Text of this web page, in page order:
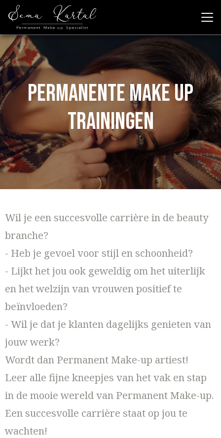
Permanente make up
trainingen
Wil je een succesvolle carrière in de beauty
branche?
- Heb je gevoel voor stijl en schoonheid?
- Lijkt het jou ook geweldig om het uiterlijk
en het welzijn van vrouwen positief te
beïnvloeden?
- Wil je dat je klanten dagelijks genieten van
jouw werk?
Wordt dan Permanent Make-up artiest!
Leer alle fijne kneepjes van het vak en stap
in de mooie wereld van Permanent Make-up.
Een succesvolle carrière staat op jou te
wachten!